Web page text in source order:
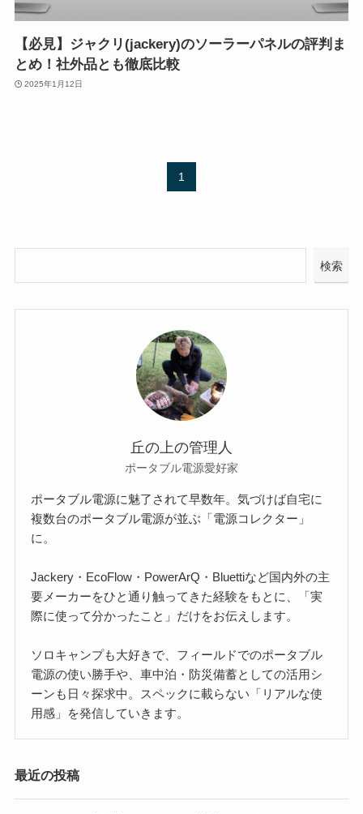
【必見】ジャクリ(jackery)のソーラーパネルの評判ま
とめ！社外品とも徹底比較
2025年1月12日
1
検索
丘の上の管理人
ポータブル電源愛好家
ポータブル電源に魅了されて早数年。気づけば自宅に
複数台のポータブル電源が並ぶ「電源コレクター」
に。
Jackery・EcoFlow・PowerArQ・Bluettiなど国内外の主
要メーカーをひと通り触ってきた経験をもとに、「実
際に使って分かったこと」だけをお伝えします。
ソロキャンプも大好きで、フィールドでのポータブル
電源の使い勝手や、車中泊・防災備蓄としての活用シ
ーンも日々探求中。スペックに載らない「リアルな使
用感」を発信していきます。
最近の投稿